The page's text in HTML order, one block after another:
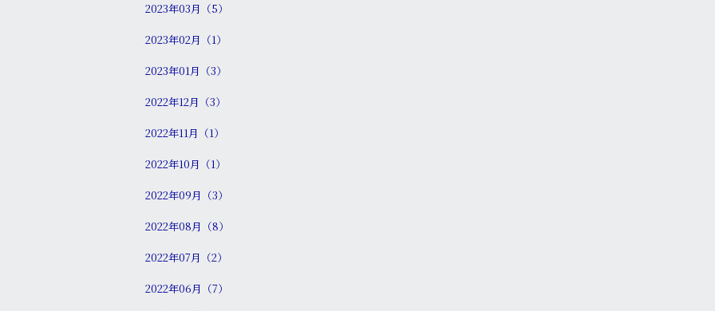
2023年03月（5）
2023年02月（1）
2023年01月（3）
2022年12月（3）
2022年11月（1）
2022年10月（1）
2022年09月（3）
2022年08月（8）
2022年07月（2）
2022年06月（7）